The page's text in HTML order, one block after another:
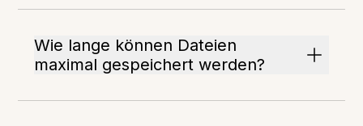
Wie lange können Dateien
maximal gespeichert werden?